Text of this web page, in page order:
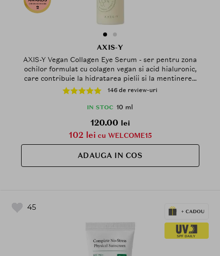
CREMA-OCHI-2025
2
AXIS-Y
AXIS-Y Vegan Collagen Eye Serum - ser pentru zona
ochilor formulat cu colagen vegan si acid hialuronic,
care contribuie la hidratarea pielii si la mentinerea
confortului cutanat - 10 ml
146 de review-uri
IN STOC 10 ml
120.00 lei
102 lei cu WELCOME15
ADAUGA IN COS
45